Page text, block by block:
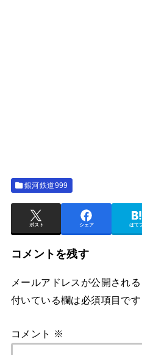
銀河鉄道999
ポスト シェア はて
コメントを残す
メールアドレスが公開され
付いている欄は必須項目です
コメント ※